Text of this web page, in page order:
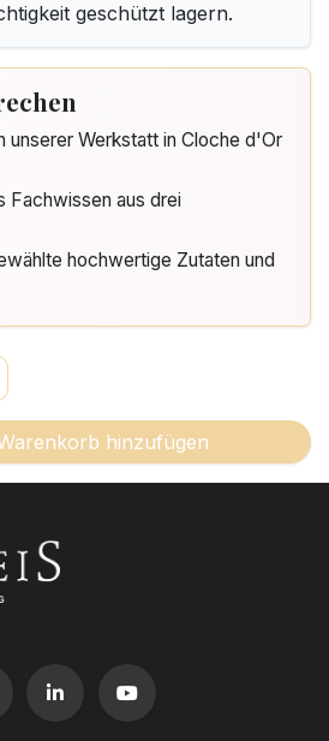
geschützt lagern.
unserer Werkstatt in Cloche d'Or
Fachwissen aus drei
hochwertige Zutaten und
hinzufügen